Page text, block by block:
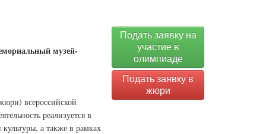
музей-
всероссийской
реализуется в
а также в рамках
Подать заявку на
участие в
олимпиаде
Подать заявку в
жюри